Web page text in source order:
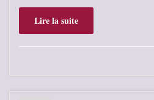
Lire la suite